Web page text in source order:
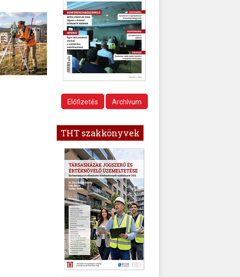
Előfizetés Archívum
THT szakkönyvek